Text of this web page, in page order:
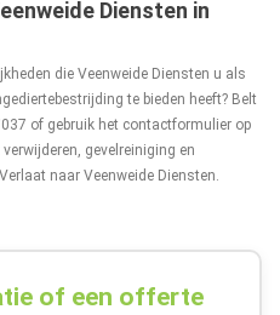
Diensten in
die Veenweide Diensten u als
te bieden heeft? Belt
of gebruik het contactformulier op
gevelreiniging en
naar Veenweide Diensten.
of een offerte